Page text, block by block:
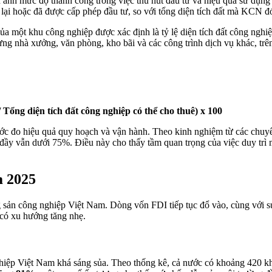
hoặc đã được cấp phép đầu tư, so với tổng diện tích đất mà KCN
một khu công nghiệp được xác định là tỷ lệ diện tích đất công
nhà xưởng, văn phòng, kho bãi và các công trình dịch vụ khác,
diện tích đất công nghiệp có thể cho thuê) x 100
đo hiệu quả quy hoạch và vận hành. Theo kinh nghiệm từ các
vẫn dưới 75%. Điều này cho thấy tầm quan trọng của việc duy
2025
công nghiệp Việt Nam. Dòng vốn FDI tiếp tục đổ vào, cùng với
xu hướng tăng nhẹ.
Việt Nam khá sáng sủa. Theo thống kê, cả nước có khoảng 420